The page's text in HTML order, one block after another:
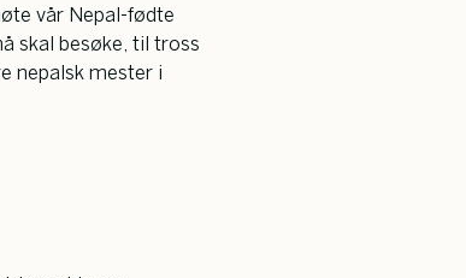
vår Nepal-fødte
skal besøke, til tross
nepalsk mester i